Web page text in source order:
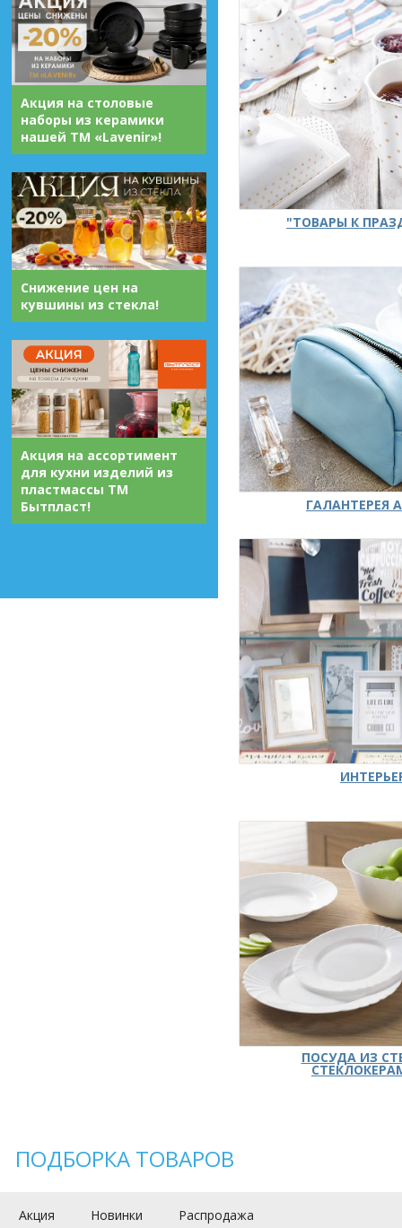
Акция на столовые
наборы из керамики
нашей ТМ «Lavenir»!
Снижение цен на
кувшины из стекла!
Акция на ассортимент
для кухни изделий из
пластмассы ТМ
Бытпласт!
"ТОВАРЫ К
ГАЛАНТЕРЕЯ
ПОСУДА ИЗ
ПОДБОРКА ТОВАРОВ
Акция Новинки Распродажа